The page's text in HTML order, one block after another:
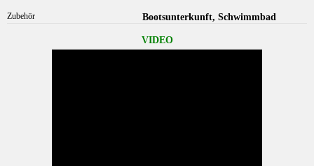
Zubehör Bootsunterkunft, Schwimmbad
VIDEO